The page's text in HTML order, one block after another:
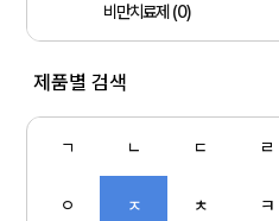
비만치료제 (0)
제품별 검색
ㄱ ㄴ ㄷ ㄹ
ㅇ ㅈ ㅊ ㅋ